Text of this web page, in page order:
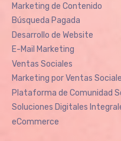
Marketing de Contenido
Búsqueda Pagada
Desarrollo de Website
E-Mail Marketing
Ventas Sociales
Marketing por Ventas
Plataforma de Comunidad
Soluciones Digitales
eCommerce